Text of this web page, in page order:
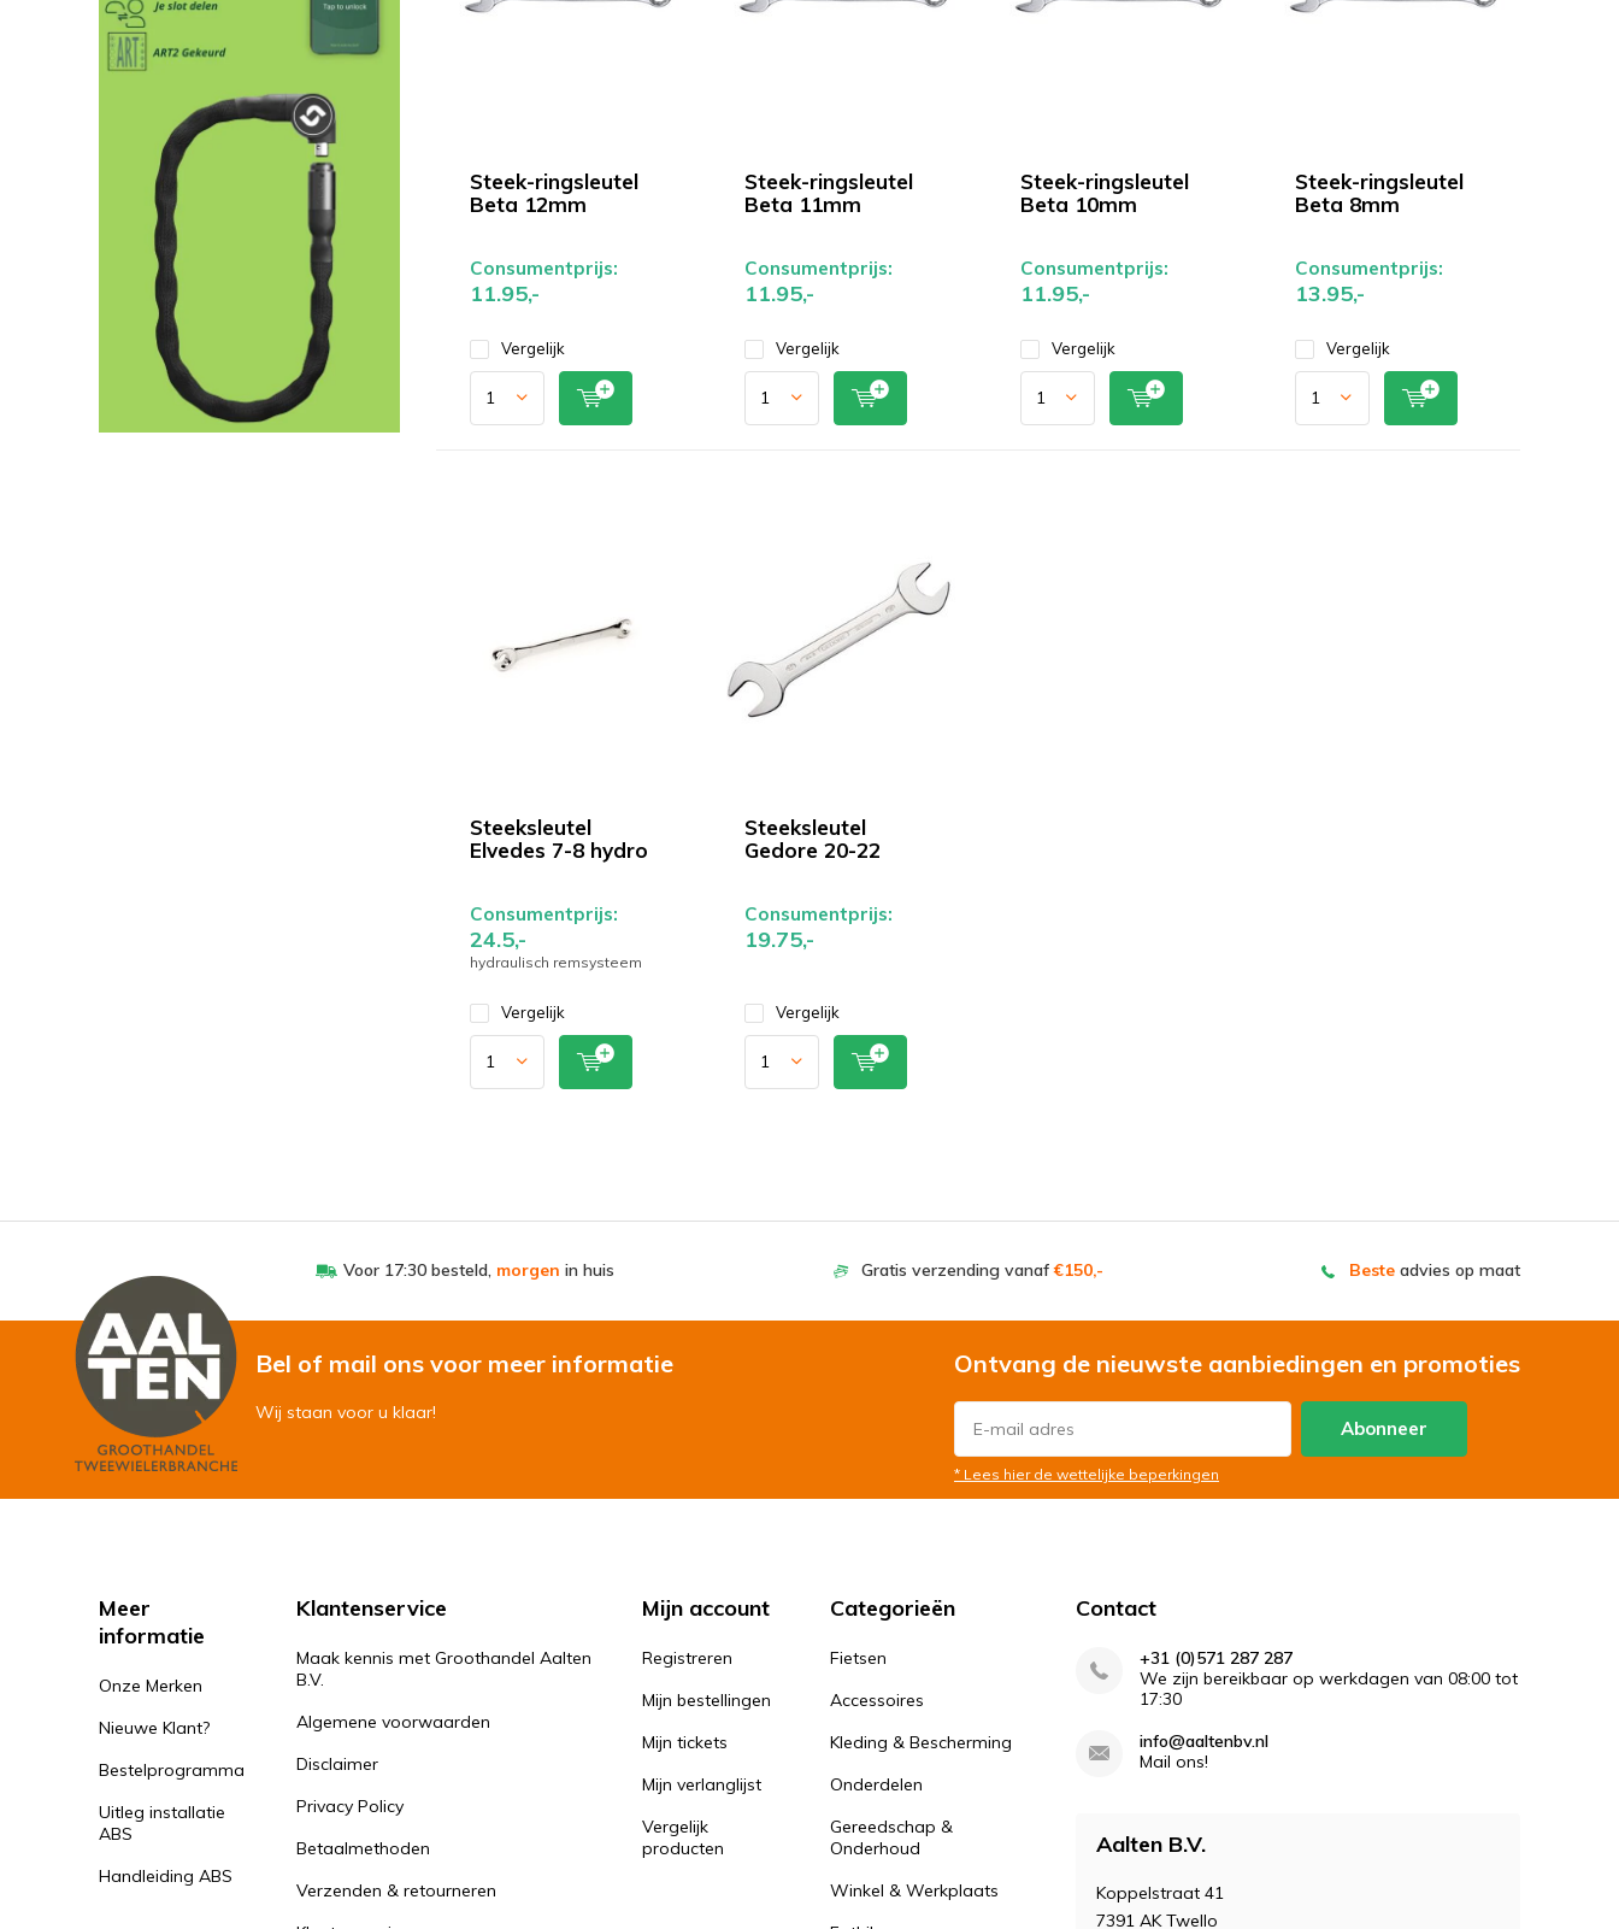
Steek-ringsleutel
Beta 12mm
Consumentprijs:
11.95,-
Vergelijk
Steek-ringsleutel
Beta 11mm
Consumentprijs:
11.95,-
Vergelijk
Steek-ringsleutel
Beta 10mm
Consumentprijs:
11.95,-
Vergelijk
Steek-ringsleutel
Beta 8mm
Consumentprijs:
13.95,-
Vergelijk
Steeksleutel
Elvedes 7-8 hydro
Consumentprijs:
24.5,-
hydraulisch remsysteem
Vergelijk
Steeksleutel
Gedore 20-22
Consumentprijs:
19.75,-
Vergelijk
Voor 17:30 besteld, morgen in huis Gratis verzending vanaf€150,- Beste advies op maat
Bel of mail ons voor meer informatie
Wij staan voor u klaar!
Ontvang de nieuwste aanbiedingen en promoties
Abonneer
* Lees hier de wettelijke beperkingen
Meer
informatie
Onze Merken
Nieuwe Klant?
Bestelprogramma
Uitleg installatie
ABS
Handleiding ABS
Klantenservice
Maak kennis met Groothandel Aalten
B.V.
Algemene voorwaarden
Disclaimer
Privacy Policy
Betaalmethoden
Verzenden & retourneren
Mijn account
Registreren
Mijn bestellingen
Mijn tickets
Mijn verlanglijst
Vergelijk
producten
Categorieën
Fietsen
Accessoires
Kleding & Bescherming
Onderdelen
Gereedschap &
Onderhoud
Winkel & Werkplaats
Contact
+31 (0)571 287 287
We zijn bereikbaar op werkdagen van 08:00 tot
17:30
info@aaltenbv.nl
Mail ons!
Aalten B.V.
Koppelstraat 41
7391 AK Twello